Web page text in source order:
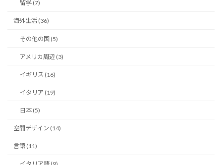
留学 (7)
海外生活 (36)
その他の国 (5)
アメリカ周辺 (3)
イギリス (16)
イタリア (19)
日本 (5)
空間デザイン (14)
言語 (11)